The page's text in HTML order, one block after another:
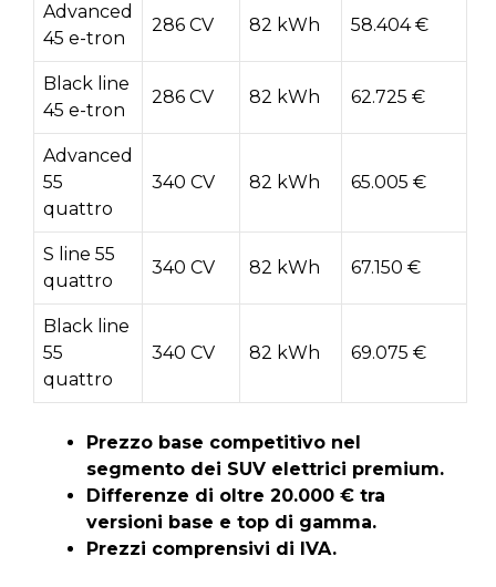
Advanced
45 e-tron
286 CV 82 kWh 58.404 €
Black line
45 e-tron
286 CV 82 kWh 62.725 €
Advanced
55
quattro
340 CV 82 kWh 65.005 €
S line 55
quattro
340 CV 82 kWh 67.150 €
Black line
55
quattro
340 CV 82 kWh 69.075 €
Prezzo base competitivo nel
segmento dei SUV elettrici premium.
Differenze di oltre 20.000 € tra
versioni base e top di gamma.
Prezzi comprensivi di IVA.